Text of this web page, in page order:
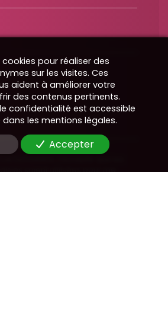
soient utilisées pour me
pour réaliser des
sur les visites. Ces
aident à améliorer votre
des contenus pertinents.
confidentialité est accessible
les mentions légales.
Accepter